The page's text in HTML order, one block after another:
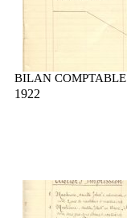
BILAN COMPTABLE
1922